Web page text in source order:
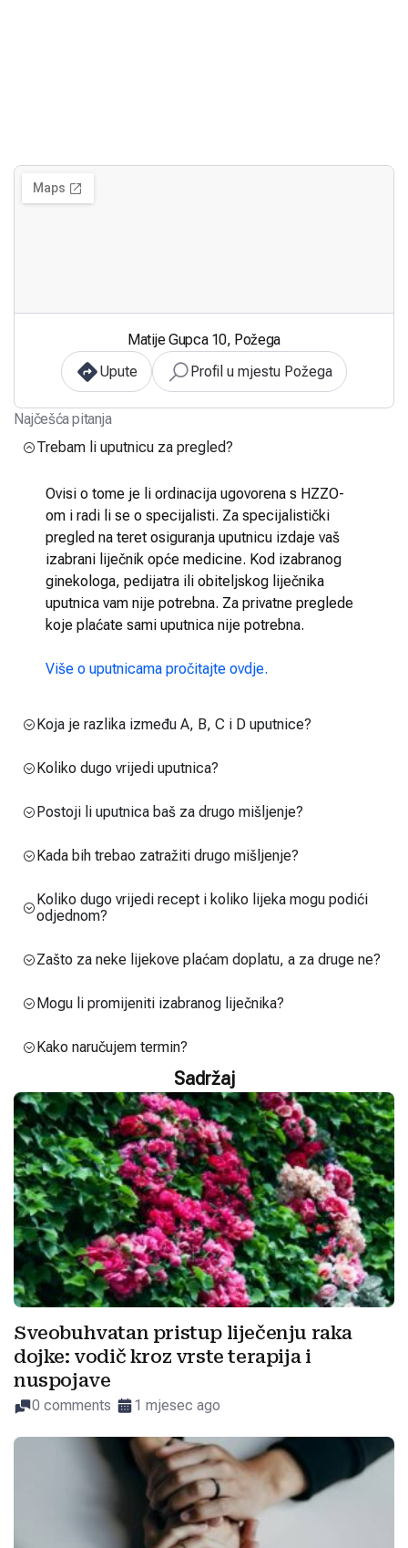
Matije Gupca 10, Požega
Upute
Profil u mjestu Požega
Najčešća pitanja
Trebam li uputnicu za pregled?
Ovisi o tome je li ordinacija ugovorena s HZZO-
om i radi li se o specijalisti. Za specijalistički
pregled na teret osiguranja uputnicu izdaje vaš
izabrani liječnik opće medicine. Kod izabranog
ginekologa, pedijatra ili obiteljskog liječnika
uputnica vam nije potrebna. Za privatne preglede
koje plaćate sami uputnica nije potrebna.
Više o uputnicama pročitajte ovdje.
Koja je razlika između A, B, C i D uputnice?
Koliko dugo vrijedi uputnica?
Postoji li uputnica baš za drugo mišljenje?
Kada bih trebao zatražiti drugo mišljenje?
Koliko dugo vrijedi recept i koliko lijeka mogu podići
odjednom?
Zašto za neke lijekove plaćam doplatu, a za druge ne?
Mogu li promijeniti izabranog liječnika?
Kako naručujem termin?
Sadržaj
Sveobuhvatan pristup liječenju raka
dojke: vodič kroz vrste terapija i
nuspojave
0 comments 1 mjesec ago